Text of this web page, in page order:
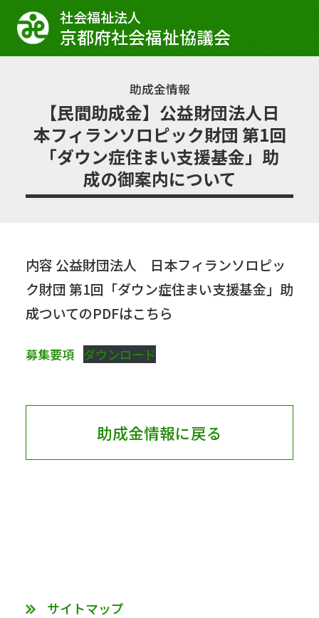
社会福祉法⼈
京都府社会福祉協議会
助成金情報
【民間助成金】公益財団法人日
本フィランソロピック財団 第1回
「ダウン症住まい支援基金」助
成の御案内について
内容 公益財団法人 日本フィランソロピッ
ク財団 第1回「ダウン症住まい支援基金」助
成ついてのPDFはこちら
募集要項 ダウンロード
助成金情報に戻る
サイトマップ